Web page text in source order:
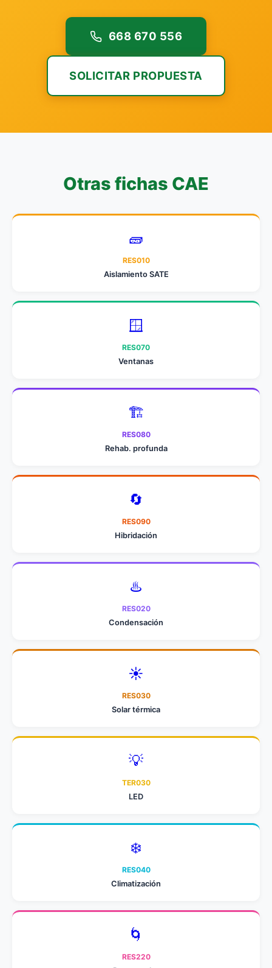
668 670 556
SOLICITAR PROPUESTA
Otras fichas CAE
🧱
RES010
Aislamiento SATE
🪟
RES070
Ventanas
🏗️
RES080
Rehab. profunda
🔄
RES090
Hibridación
♨️
RES020
Condensación
☀️
RES030
Solar térmica
💡
TER030
LED
❄️
RES040
Climatización
🌀
RES220